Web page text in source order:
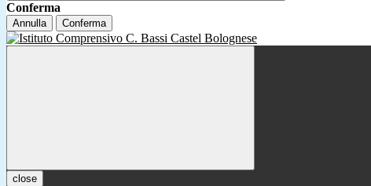
Conferma
Annulla Conferma
close